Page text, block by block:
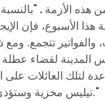
هذه الأزمة .
هذا الأسبوع، فإن
والفواتير تتجمع.
المدينة لقضاء
لتلك العائلات على
تيليس مخزية وستؤذي الكثير من الناس."